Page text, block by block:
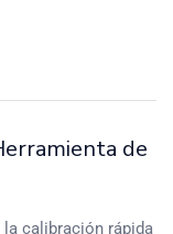
de
calibración rápida